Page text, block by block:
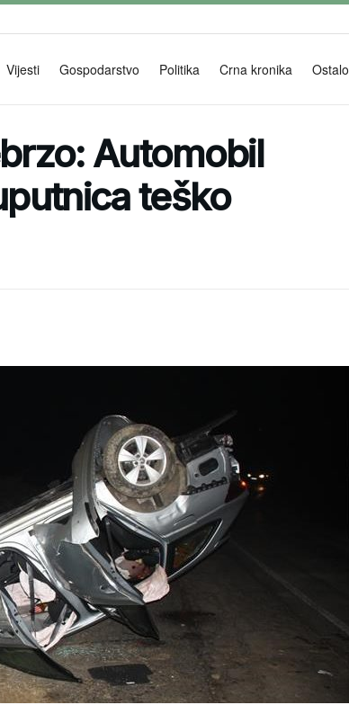
Vijesti Gospodarstvo Politika Crna kronika Ostalo
Automobil
teško